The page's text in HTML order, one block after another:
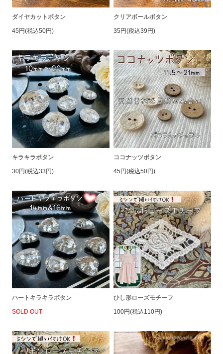
ダイヤカットボタン
45円(税込50円)
クリアボールボタン
35円(税込39円)
キラキラボタン
30円(税込33円)
ココナッツボタン
45円(税込50円)
ハートキラキラボタン
SOLD OUT
ひし形ローズモチーフ
100円(税込110円)